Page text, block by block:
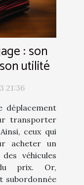
: son
utilité
21:36
déplacement
transporter
ceux qui
acheter un
véhicules
prix. Or,
subordonnée